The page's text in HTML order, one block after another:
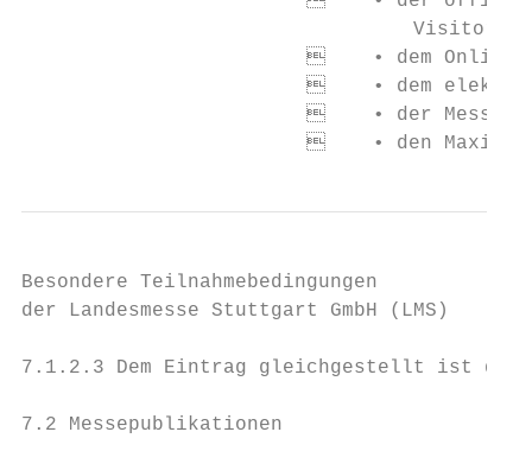
Besondere
der Landesmesse Stuttgart GmbH
7.1.2.3 Dem Eintrag gleichgestellt ist die
7.2 Messepublikationen